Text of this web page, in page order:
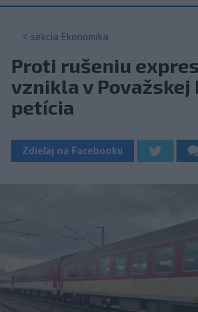
< sekcia Ekonomika
Proti rušeniu
vznikla v Považskej
petícia
Zdieľaj na Facebooku